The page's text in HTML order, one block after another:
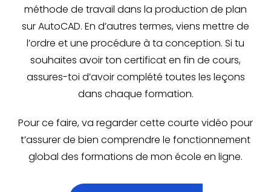
méthode de travail dans la production de plan
sur AutoCAD. En d’autres termes, viens mettre de
l’ordre et une procédure à ta conception. Si tu
souhaites avoir ton certificat en fin de cours,
assures-toi d’avoir complété toutes les leçons
dans chaque formation.
Pour ce faire, va regarder cette courte vidéo pour
t’assurer de bien comprendre le fonctionnement
global des formations de mon école en ligne.